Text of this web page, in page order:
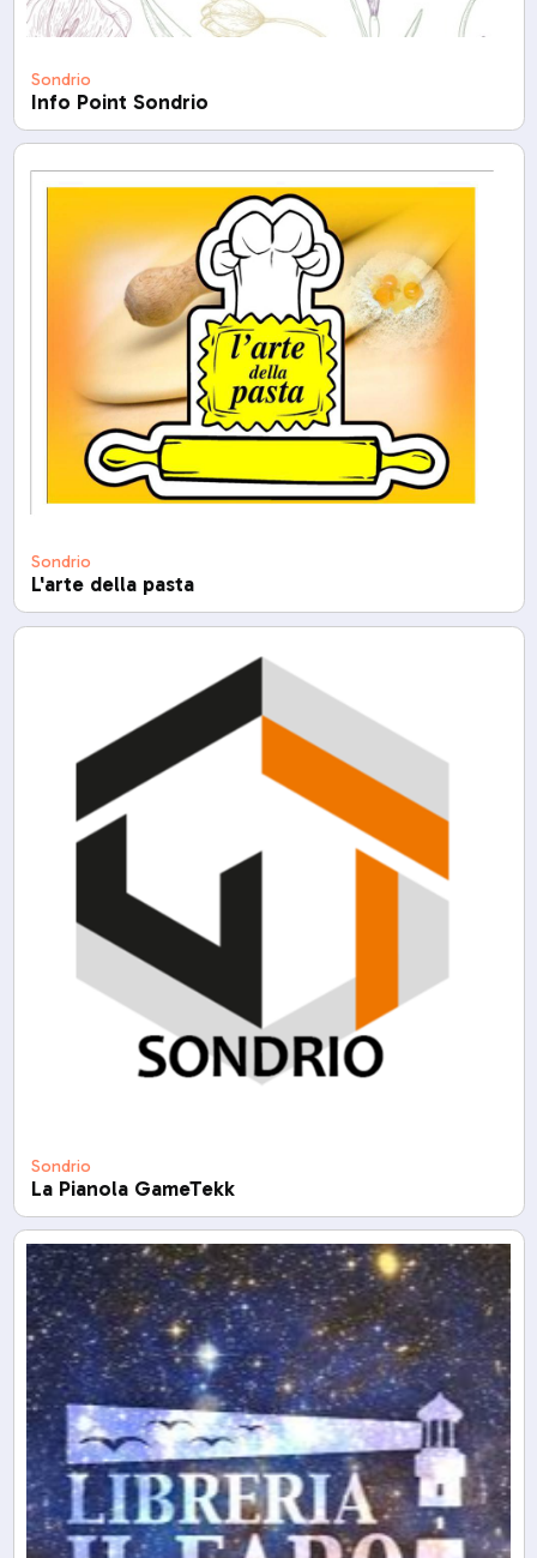
Sondrio
Info Point Sondrio
Sondrio
L'arte della pasta
Sondrio
La Pianola GameTekk